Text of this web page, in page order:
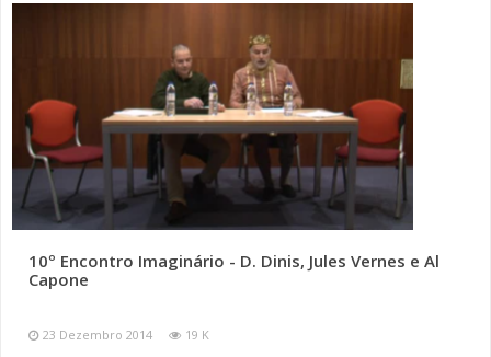
10º Encontro Imaginário - D. Dinis, Jules Vernes e Al
Capone
23 Dezembro 2014 19 K